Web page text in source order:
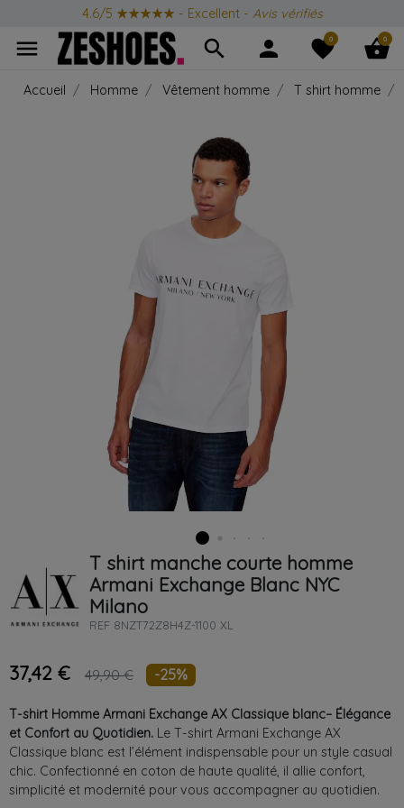
4.6/5 ★★★★★ - Excellent - Avis vérifiés
menu search person favorite
0 shopping_basket
0
Accueil Homme Vêtement homme T shirt homme
T shirt manche courte homme
Armani Exchange Blanc NYC
Milano
REF 8NZT72Z8H4Z-1100 XL
37,42 € 49,90 € -25%
T-shirt Homme Armani Exchange AX Classique blanc– Élégance
et Confort au Quotidien. Le T-shirt Armani Exchange AX
Classique blanc est l’élément indispensable pour un style casual
chic. Confectionné en coton de haute qualité, il allie confort,
simplicité et modernité pour vous accompagner au quotidien.